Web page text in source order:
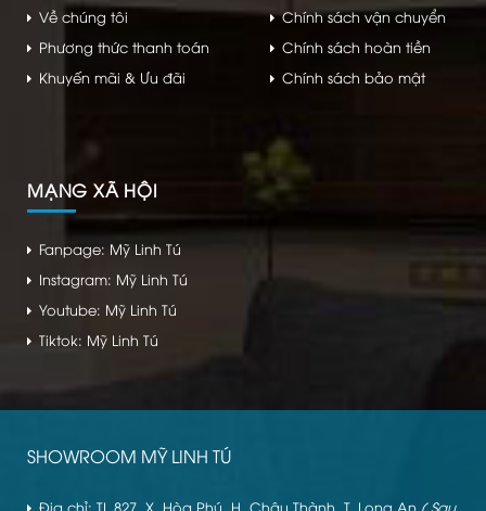
Về chúng tôi
Phương thức thanh toán
Khuyến mãi & Ưu đãi
Chính sách vận chuyển
Chính sách hoàn tiền
Chính sách bảo mật
MẠNG XÃ HỘI
Fanpage: Mỹ Linh Tú
Instagram: Mỹ Linh Tú
Youtube: Mỹ Linh Tú
Tiktok: Mỹ Linh Tú
SHOWROOM MỸ LINH TÚ
Địa chỉ: TL 827, X. Hòa Phú, H. Châu Thành, T. Long An ( Sau